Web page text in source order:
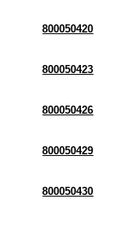
800050420
800050423
800050426
800050429
800050430